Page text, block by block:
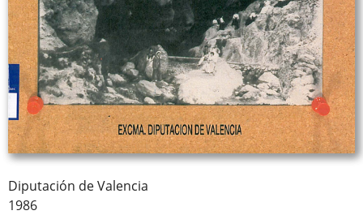
Diputación de Valencia
1986